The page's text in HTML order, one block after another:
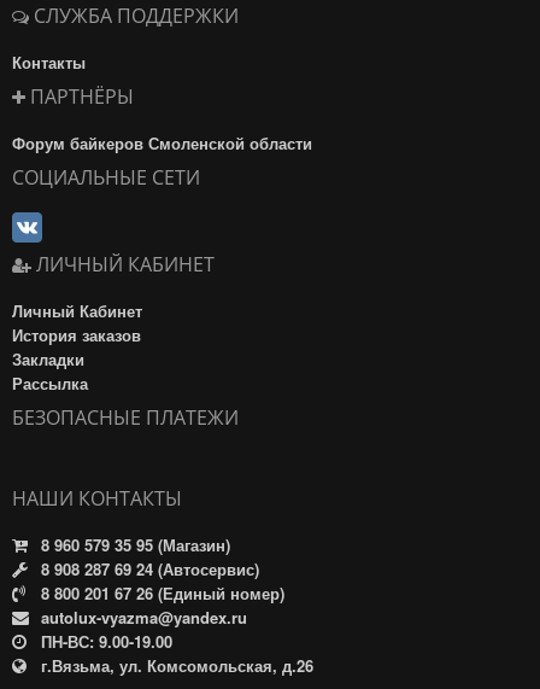
СЛУЖБА ПОДДЕРЖКИ
Контакты
ПАРТНЁРЫ
Форум байкеров Смоленской области
СОЦИАЛЬНЫЕ СЕТИ
ЛИЧНЫЙ КАБИНЕТ
Личный Кабинет
История заказов
Закладки
Рассылка
БЕЗОПАСНЫЕ ПЛАТЕЖИ
НАШИ КОНТАКТЫ
8 960 579 35 95 (Магазин)
8 908 287 69 24 (Автосервис)
8 800 201 67 26 (Единый номер)
autolux-vyazma@yandex.ru
ПН-ВС: 9.00-19.00
г.Вязьма, ул. Комсомольская, д.26